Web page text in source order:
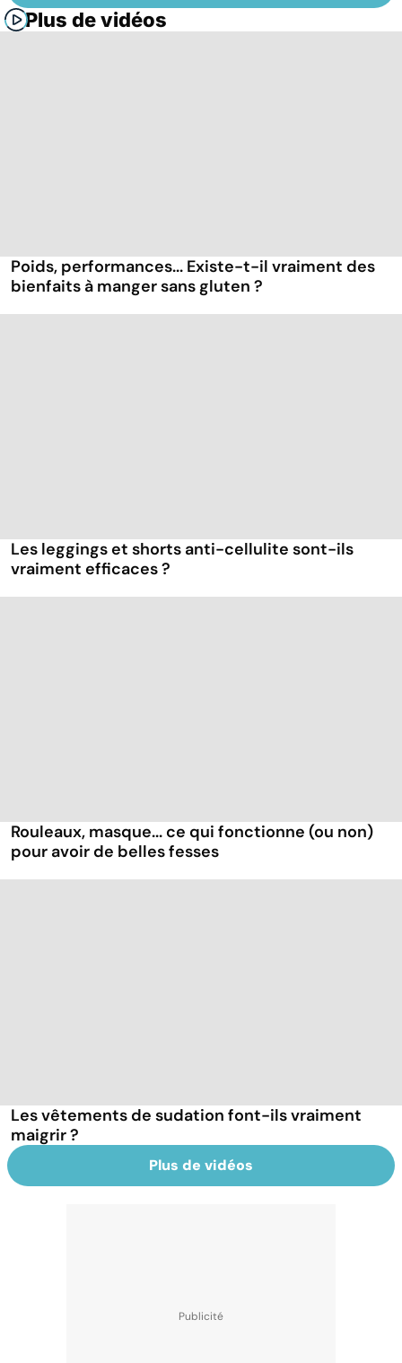
Plus de vidéos
Poids, performances... Existe-t-il vraiment des
bienfaits à manger sans gluten ?
Les leggings et shorts anti-cellulite sont-ils
vraiment efficaces ?
Rouleaux, masque... ce qui fonctionne (ou non)
pour avoir de belles fesses
Les vêtements de sudation font-ils vraiment
maigrir ?
Plus de vidéos